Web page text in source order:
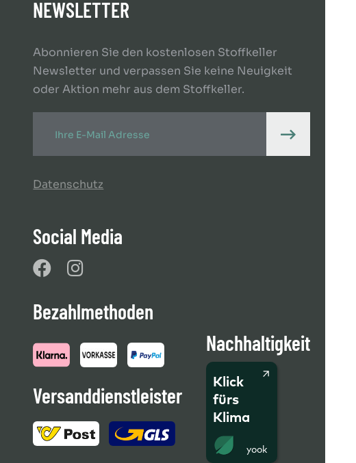
NEWSLETTER
Abonnieren Sie den kostenlosen Stoffkeller
Newsletter und verpassen Sie keine Neuigkeit
oder Aktion mehr aus dem Stoffkeller.
Datenschutz
Social Media
Bezahlmethoden
Versanddienstleister
Nachhaltigkeit
Klick
fürs
Klima